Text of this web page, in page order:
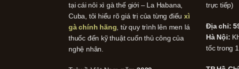
tại cái nôi xì gà thế giới – La Habana,
Cuba, tôi hiểu rõ giá trị của từng điếuxì
gà chính hãng , từ quy trình lên men lá
thuốc đến kỹ thuật cuốn thủ công của
nghệ nhân.
trực tiếp)
Địa chỉ:
Hà Nội:
tốc trong